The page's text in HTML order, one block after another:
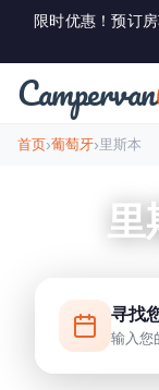
限时优惠！预订
Campervan
首页›葡萄牙›里斯本
里
寻找
输入您